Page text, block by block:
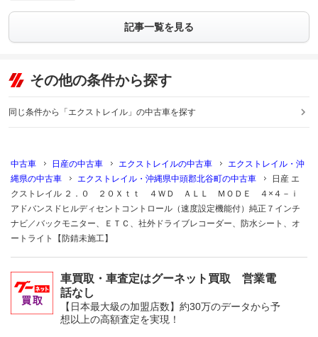
記事一覧を見る
その他の条件から探す
同じ条件から「エクストレイル」の中古車を探す
中古車 日産の中古車 エクストレイルの中古車
エクストレイル・沖
縄県の中古車
エクストレイル・沖縄県中頭郡北谷町の中古車
日産 エ
クストレイル ２．０ ２０Ｘｔｔ ４ＷＤ ＡＬＬ ＭＯＤＥ ４×４－ｉ
アドバンスドヒルディセントコントロール（速度設定機能付）純正７インチ
ナビ／バックモニター、ＥＴＣ、社外ドライブレコーダー、防水シート、オ
ートライト【防錆未施工】
車買取・車査定はグーネット買取 営業電
話なし
【日本最大級の加盟店数】約30万のデータから予
想以上の高額査定を実現！